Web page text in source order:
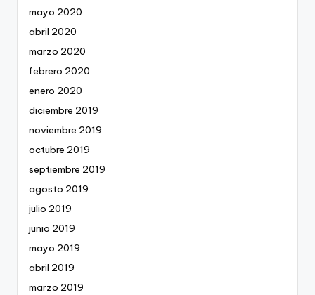
mayo 2020
abril 2020
marzo 2020
febrero 2020
enero 2020
diciembre 2019
noviembre 2019
octubre 2019
septiembre 2019
agosto 2019
julio 2019
junio 2019
mayo 2019
abril 2019
marzo 2019